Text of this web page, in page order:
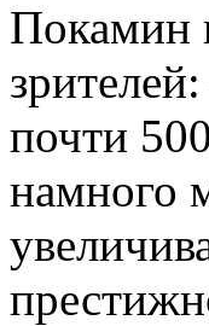
Покамин
почти
намного